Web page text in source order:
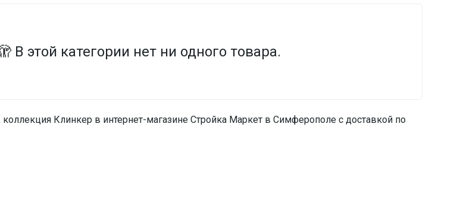
В этой категории нет ни одного товара.
Клинкер в интернет-магазине Стройка Маркет в Симферополe с доставкой по